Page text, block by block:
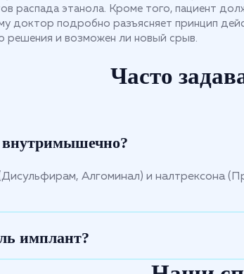
распада этанола. Кроме того, пациент
доктор подробно разъясняет принцип
решения и возможен ли новый срыв.
Часто
внутримышечно?
Алгоминал) и налтрексона
имплант?